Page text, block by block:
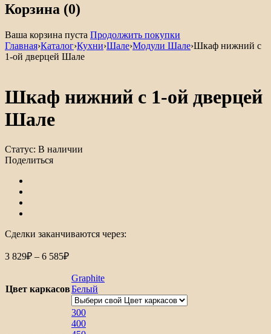
Корзина (0)
Ваша корзина пуста Продолжить покупки
Главная›Каталог›Кухни›Шале›Модули Шале›Шкаф нижний с
1-ой дверцей Шале
Шкаф нижний с 1-ой дверцей
Шале
Статус: В наличии
Поделиться
Сделки заканчиваются через:
3 829₽ – 6 585₽Диапазон
3
829₽
6
585₽
Цвет каркасов
Graphite
Белый
300
400